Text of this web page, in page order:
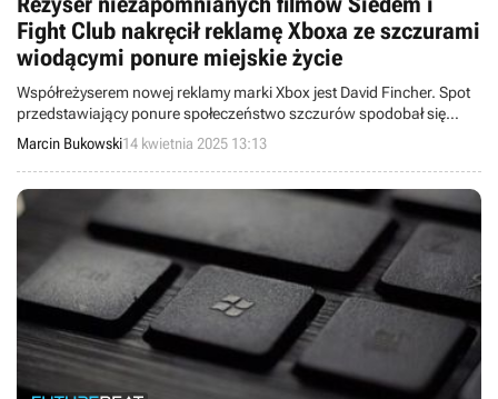
Fight Club nakręcił reklamę Xboxa ze szczurami
wiodącymi ponure miejskie życie
Współreżyserem nowej reklamy marki Xbox jest David Fincher. Spot
przedstawiający ponure społeczeństwo szczurów spodobał się
oglądającym.
Marcin Bukowski14 kwietnia 2025 13:13